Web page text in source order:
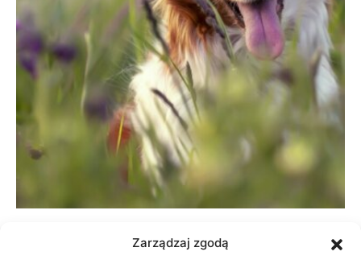
Zarządzaj zgodą